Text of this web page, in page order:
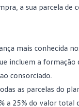
a sua parcela de
mais conhecida
incluem a formação
consorciado.
as parcelas do
a 25% do valor